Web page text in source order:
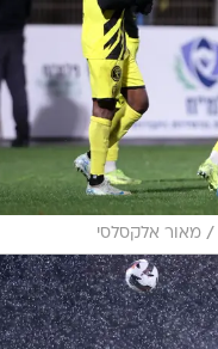
/ מאור אלקסלסי